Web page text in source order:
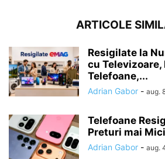
ARTICOLE
Resigilate la
cu
Telefoane,...
Adrian Gabor - aug.
Telefoane
Preturi mai
Adrian Gabor - aug.